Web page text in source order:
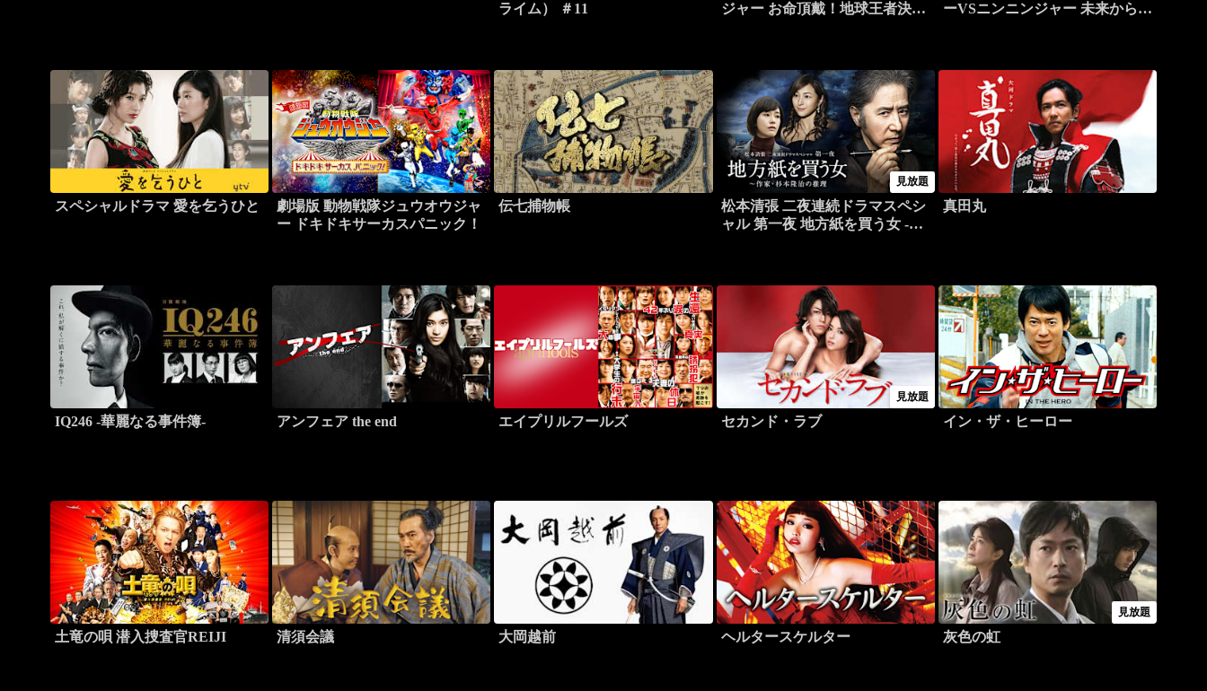
ライム） ＃11
ジャー お命頂戴！地球王者決定
ーVSニンニンジャー 未来からの
スペシャルドラマ 愛を乞うひと
劇場版 動物戦隊ジュウオウジャ
ー ドキドキサーカスパニック！
伝七捕物帳
見放題
松本清張 二夜連続ドラマスペシ
ャル 第一夜 地方紙を買う女 -作
真田丸
IQ246 -華麗なる事件簿- アンフェア the end エイプリルフールズ
見放題
セカンド・ラブ イン・ザ・ヒーロー
土竜の唄 潜入捜査官REIJI 清須会議 大岡越前 ヘルタースケルター
見放題
灰色の虹